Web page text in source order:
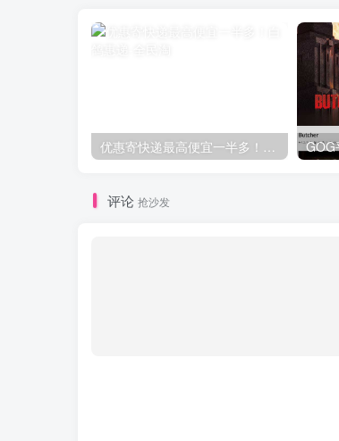
优惠寄快递最高便宜一半多！白鸽惠递
评论 抢沙发